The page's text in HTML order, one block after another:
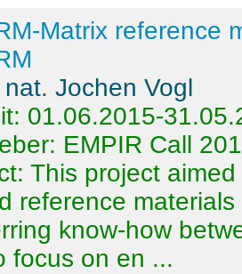
Matrix reference
nat. Jochen Vogl
01.06.2015-
EMPIR Call
This project
reference
know-how
focus on en ...